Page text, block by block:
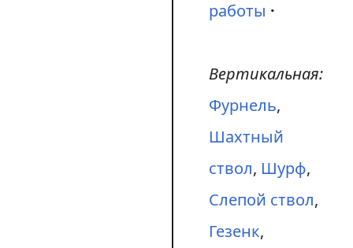
работы
Вертикальная:
Фурнель,
Шахтный
ствол, Шурф,
Слепой ствол,
Гезенк,